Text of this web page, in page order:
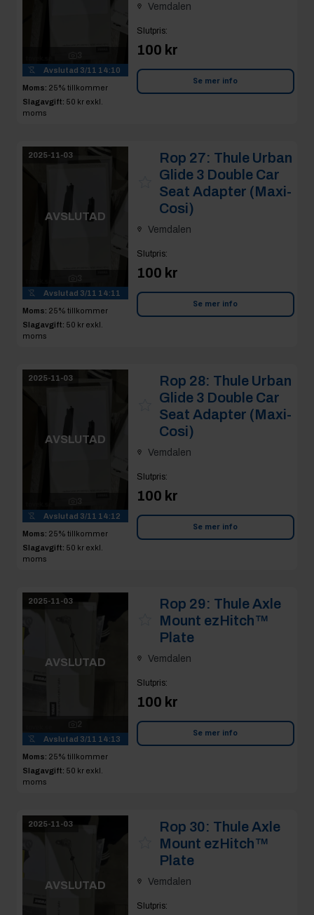
Avslutad 3/11 14:10
Moms: 25% tillkommer
Slagavgift: 50 kr exkl.
moms
Vemdalen
Slutpris:
100 kr
Se mer info
2025-11-03
AVSLUTAD
Avslutad 3/11 14:11
Moms: 25% tillkommer
Slagavgift: 50 kr exkl.
moms
Rop 27: Thule Urban
Glide 3 Double Car
Seat Adapter (Maxi-
Cosi)
Vemdalen
Slutpris:
100 kr
Se mer info
2025-11-03
AVSLUTAD
Avslutad 3/11 14:12
Moms: 25% tillkommer
Slagavgift: 50 kr exkl.
moms
Rop 28: Thule Urban
Glide 3 Double Car
Seat Adapter (Maxi-
Cosi)
Vemdalen
Slutpris:
100 kr
Se mer info
2025-11-03
AVSLUTAD
2
Avslutad 3/11 14:13
Moms: 25% tillkommer
Slagavgift: 50 kr exkl.
moms
Rop 29: Thule Axle
Mount ezHitch™
Plate
Vemdalen
Slutpris:
100 kr
Se mer info
2025-11-03
AVSLUTAD
Rop 30: Thule Axle
Mount ezHitch™
Plate
Vemdalen
Slutpris: